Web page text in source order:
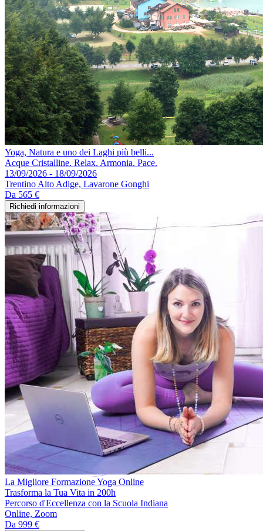
Yoga, Natura e uno dei Laghi più belli...
Acque Cristalline. Relax. Armonia. Pace.
13/09/2026 - 18/09/2026
Trentino Alto Adige, Lavarone Gonghi
Da 565 €
Richiedi informazioni
La Migliore Formazione Yoga Online
Trasforma la Tua Vita in 200h
Percorso d'Eccellenza con la Scuola Indiana
Online, Zoom
Da 999 €